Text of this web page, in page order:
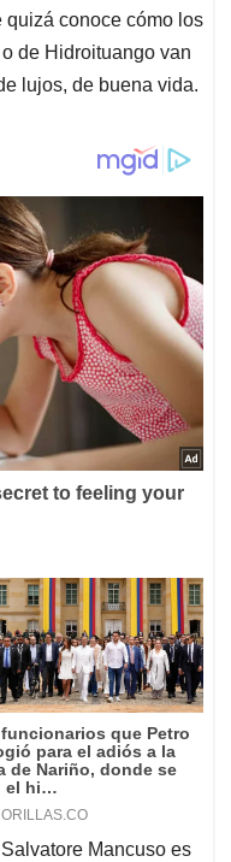
quizá conoce cómo los
de Hidroituango van
lujos, de buena vida.
Mancuso es